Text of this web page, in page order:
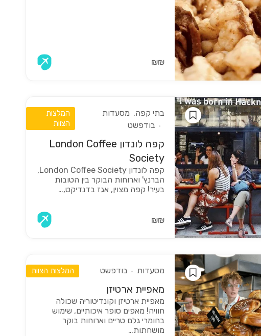
₪₪
בתי קפה
מסעדות
בודפשט
המלצות
הצוות
קפה לונדון London Coffee
Society
קפה לונדון London Coffee Society,
הברנץ' וארוחות הבוקר בין הטובות
בעיר! קפה מצוין, אגז בדנדיקט,…
₪₪
מסעדות בודפשט המלצות הצוות
מאפיית ארטיזן
מאפיית ארטיזן וקונדיטוריה שכולה
חוויה! מאפים סופר איכותיים, שימוש
בחומרי גלם טריים וארוחות בוקר
מושחתות…